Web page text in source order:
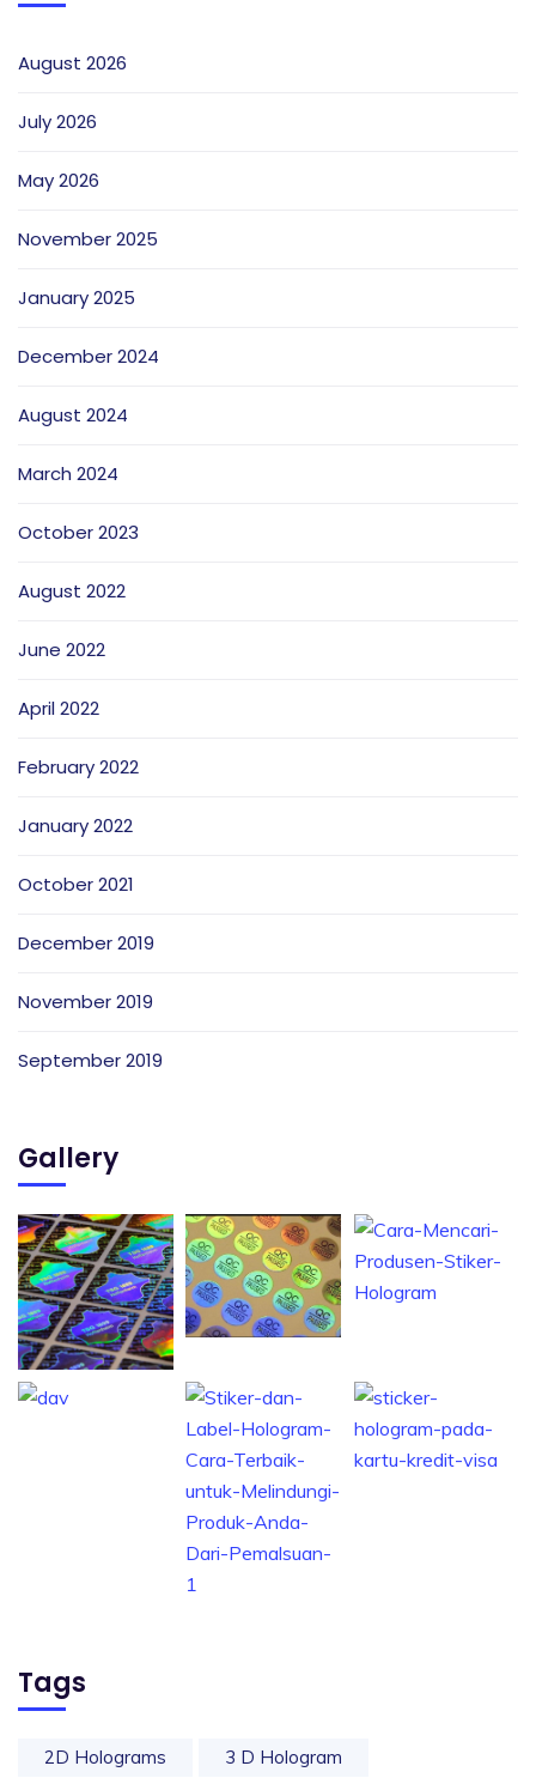
August 2026
July 2026
May 2026
November 2025
January 2025
December 2024
August 2024
March 2024
October 2023
August 2022
June 2022
April 2022
February 2022
January 2022
October 2021
December 2019
November 2019
September 2019
Gallery
Tags
2D Holograms 3 D Hologram